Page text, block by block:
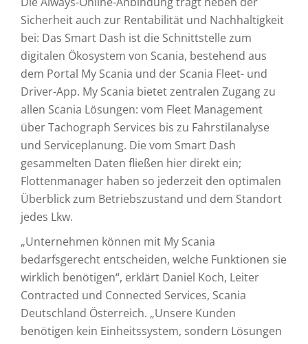
Sicherheit auch zur Rentabilität und Nachhaltigkeit
bei: Das Smart Dash ist die Schnittstelle zum
digitalen Ökosystem von Scania, bestehend aus
dem Portal My Scania und der Scania Fleet- und
Driver-App. My Scania bietet zentralen Zugang zu
allen Scania Lösungen: vom Fleet Management
über Tachograph Services bis zu Fahrstilanalyse
und Serviceplanung. Die vom Smart Dash
gesammelten Daten fließen hier direkt ein;
Flottenmanager haben so jederzeit den optimalen
Überblick zum Betriebszustand und dem Standort
jedes Lkw.
„Unternehmen können mit My Scania
bedarfsgerecht entscheiden, welche Funktionen sie
wirklich benötigen“, erklärt Daniel Koch, Leiter
Contracted und Connected Services, Scania
Deutschland Österreich. „Unsere Kunden
benötigen kein Einheitssystem, sondern Lösungen